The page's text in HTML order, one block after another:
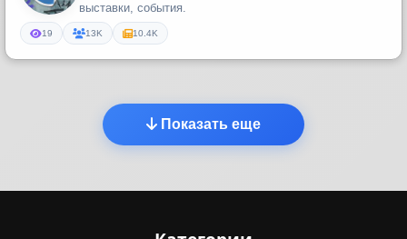
выставки, события.
19 13K 10.4K
Показать еще